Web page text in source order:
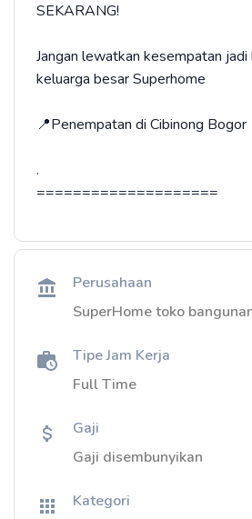
SEKARANG!
Jangan lewatkan kesempatan jadi
keluarga besar Superhome
📍Penempatan di Cibinong Bogor
.
====================
Perusahaan
SuperHome toko
Tipe Jam Kerja
Full Time
Gaji
Gaji disembunyikan
Kategori